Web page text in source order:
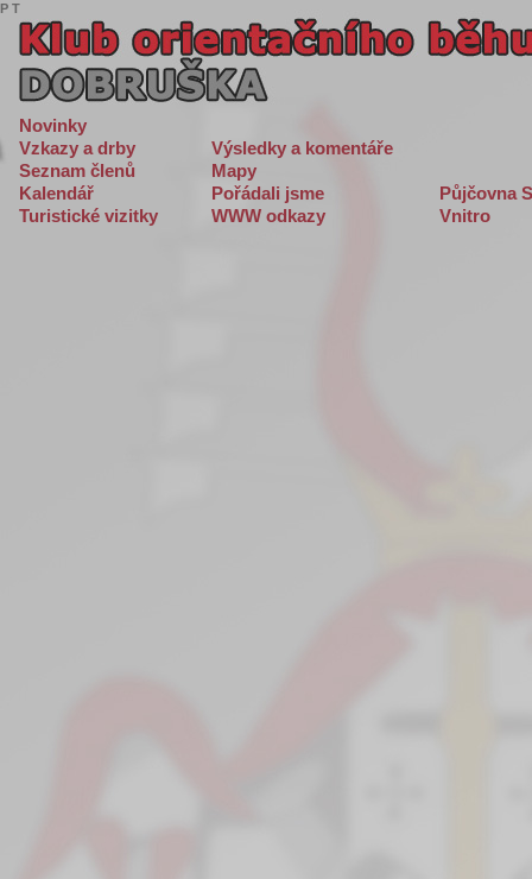
Novinky
Vzkazy a drby
Výsledky a komentáře
Seznam členů
Mapy
Kalendář
Pořádali jsme
Půjčovna
Turistické vizitky
WWW odkazy Vnitro
P T